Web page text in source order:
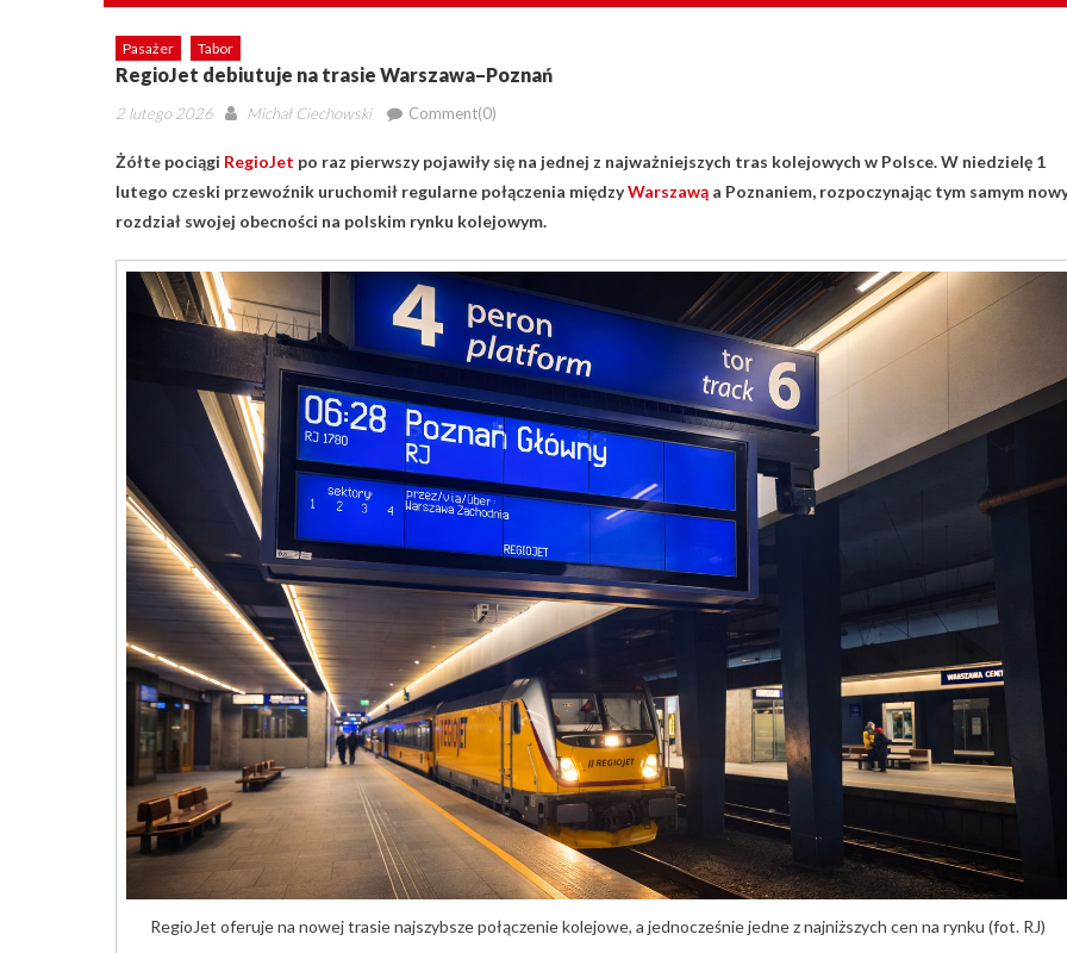
Pasażer Tabor
RegioJet debiutuje na trasie Warszawa–Poznań
Posted
2 lutego 2026 Author
Michał Ciechowski Comment(0)
Żółte pociągi RegioJet po raz pierwszy pojawiły się na jednej z najważniejszych tras kolejowych w Polsce. W niedzielę 1
lutego czeski przewoźnik uruchomił regularne połączenia międzyWarszawą a Poznaniem, rozpoczynając tym samym
rozdział swojej obecności na polskim rynku kolejowym.
RegioJet oferuje na nowej trasie najszybsze połączenie kolejowe, a jednocześnie jedne z najniższych cen na rynku (fot. RJ)